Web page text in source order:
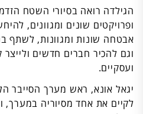
הגילדה רואה בסיורי השטח
ופרויקטים שונים ומגוונים,
אבטחה שונות ומגוונות, לשתף
וגם להכיר חברים חדשים ולייצר
ועסקיים.
יגאל אונא, ראש מערך הסייבר
לקיים את אחד מסיוריה במערך,